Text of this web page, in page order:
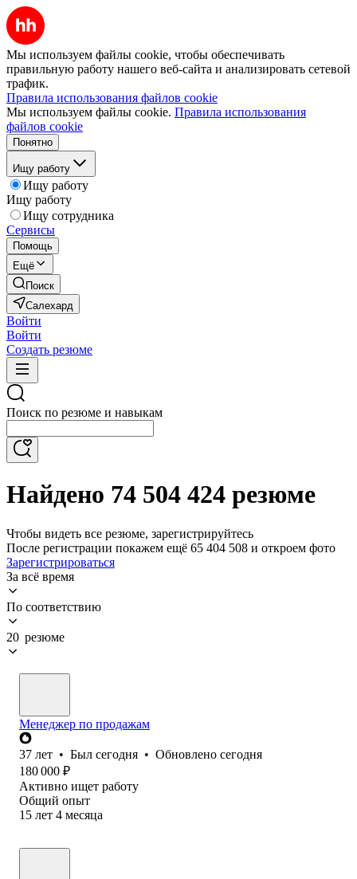
Мы используем файлы cookie, чтобы обеспечивать
правильную работу нашего веб-сайта и анализировать сетевой
трафик.
Правила использования файлов cookie
Мы используем файлы cookie. Правила использования
файлов cookie
Понятно
Ищу работу
Ищу работу
Ищу работу
Ищу сотрудника
Сервисы
Помощь
Ещё
Поиск
Салехард
Войти
Войти
Создать резюме
Поиск по резюме и навыкам
Найдено 74 504 424 резюме
Чтобы видеть все резюме, зарегистрируйтесь
После регистрации покажем ещё 65 404 508 и откроем фото
Зарегистрироваться
За всё время
По соответствию
20 резюме
Менеджер по продажам
37 лет • Был сегодня • Обновлено сегодня
180 000 ₽
Активно ищет работу
Общий опыт
15 лет 4 месяца